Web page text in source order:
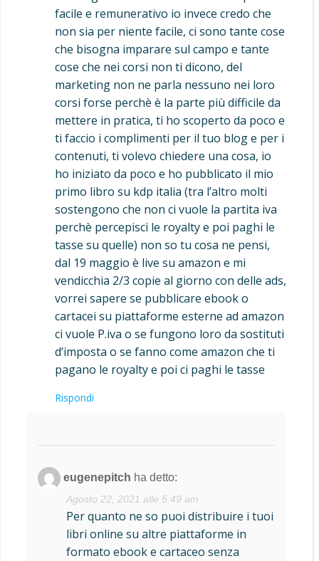
facile e remunerativo io invece credo che
non sia per niente facile, ci sono tante cose
che bisogna imparare sul campo e tante
cose che nei corsi non ti dicono, del
marketing non ne parla nessuno nei loro
corsi forse perchè è la parte più difficile da
mettere in pratica, ti ho scoperto da poco e
ti faccio i complimenti per il tuo blog e per i
contenuti, ti volevo chiedere una cosa, io
ho iniziato da poco e ho pubblicato il mio
primo libro su kdp italia (tra l’altro molti
sostengono che non ci vuole la partita iva
perchè percepisci le royalty e poi paghi le
tasse su quelle) non so tu cosa ne pensi,
dal 19 maggio è live su amazon e mi
vendicchia 2/3 copie al giorno con delle ads,
vorrei sapere se pubblicare ebook o
cartacei su piattaforme esterne ad amazon
ci vuole P.iva o se fungono loro da sostituti
d’imposta o se fanno come amazon che ti
pagano le royalty e poi ci paghi le tasse
Rispondi
eugenepitch ha detto:
Agosto 22, 2021 alle 5:49 am
Per quanto ne so puoi distribuire i tuoi
libri online su altre piattaforme in
formato ebook e cartaceo senza